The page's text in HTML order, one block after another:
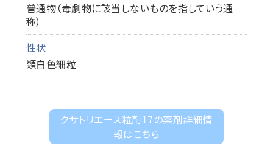
普通物（毒劇物に該当しないものを指していう通
称）
性状
類白色細粒
クサトリエース粒剤17の薬剤詳細情
報はこちら